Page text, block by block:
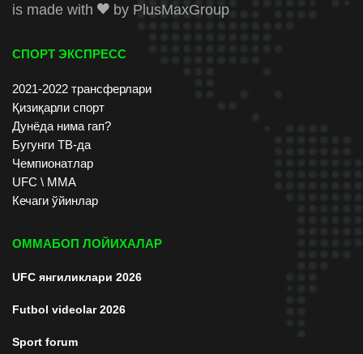
is made with
by PlusMaxGroup
СПОРТ ЭКСПРЕСС
2021-2022 трансферлари
Қизиқарли спорт
Дунёда нима гап?
Бугунги ТВ-да
Чемпионатлар
UFC \ ММА
Кечаги ўйинлар
ОММАБОП ЛОЙИХАЛАР
UFC янгиликлари 2026
Futbol videolar 2026
Sport forum